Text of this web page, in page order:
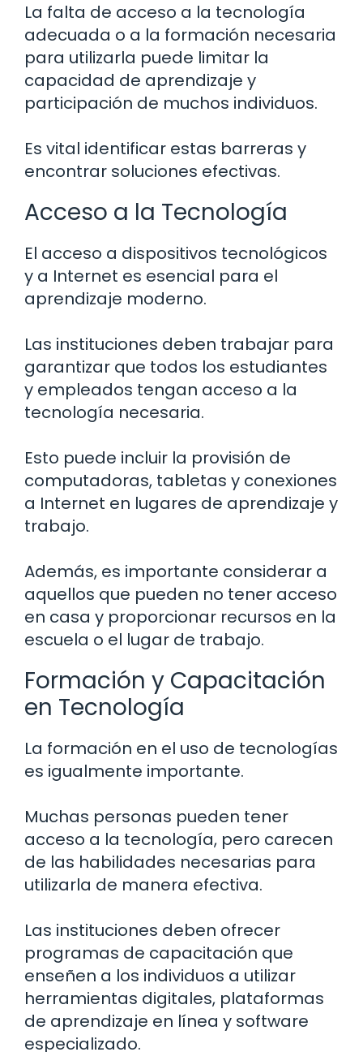
La falta de acceso a la tecnología
adecuada o a la formación necesaria
para utilizarla puede limitar la
capacidad de aprendizaje y
participación de muchos individuos.
Es vital identificar estas barreras y
encontrar soluciones efectivas.
Acceso a la Tecnología
El acceso a dispositivos tecnológicos
y a Internet es esencial para el
aprendizaje moderno.
Las instituciones deben trabajar para
garantizar que todos los estudiantes
y empleados tengan acceso a la
tecnología necesaria.
Esto puede incluir la provisión de
computadoras, tabletas y conexiones
a Internet en lugares de aprendizaje y
trabajo.
Además, es importante considerar a
aquellos que pueden no tener acceso
en casa y proporcionar recursos en la
escuela o el lugar de trabajo.
Formación y Capacitación
en Tecnología
La formación en el uso de tecnologías
es igualmente importante.
Muchas personas pueden tener
acceso a la tecnología, pero carecen
de las habilidades necesarias para
utilizarla de manera efectiva.
Las instituciones deben ofrecer
programas de capacitación que
enseñen a los individuos a utilizar
herramientas digitales, plataformas
de aprendizaje en línea y software
especializado.